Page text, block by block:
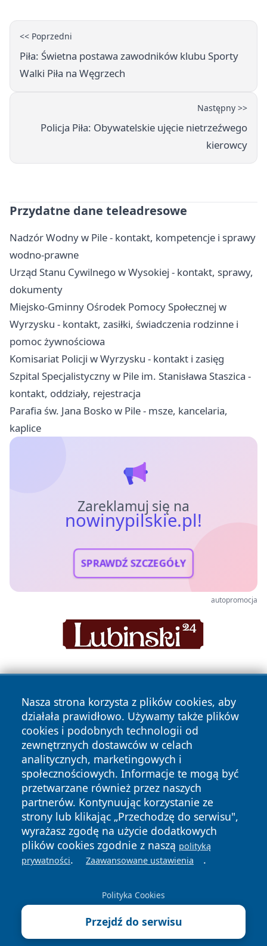
<< Poprzedni
Piła: Świetna postawa zawodników klubu Sporty
Walki Piła na Węgrzech
Następny >>
Policja Piła: Obywatelskie ujęcie nietrzeźwego
kierowcy
Przydatne dane teleadresowe
Nadzór Wodny w Pile - kontakt, kompetencje i sprawy
wodno-prawne
Urząd Stanu Cywilnego w Wysokiej - kontakt, sprawy,
dokumenty
Miejsko-Gminny Ośrodek Pomocy Społecznej w
Wyrzysku - kontakt, zasiłki, świadczenia rodzinne i
pomoc żywnościowa
Komisariat Policji w Wyrzysku - kontakt i zasięg
Szpital Specjalistyczny w Pile im. Stanisława Staszica -
kontakt, oddziały, rejestracja
Parafia św. Jana Bosko w Pile - msze, kancelaria,
kaplice
Zareklamuj się na
nowinypilskie.pl!
SPRAWDŹ SZCZEGÓŁY
autopromocja
Nasza strona korzysta z plików cookies, aby
działała prawidłowo. Używamy także plików
cookies i podobnych technologii od
zewnętrznych dostawców w celach
analitycznych, marketingowych i
społecznościowych. Informacje te mogą być
przetwarzane również przez naszych
partnerów. Kontynuując korzystanie ze
strony lub klikając „Przechodzę do serwisu",
wyrażasz zgodę na użycie dodatkowych
plików cookies zgodnie z naszą polityką
prywatności. Zaawansowane ustawienia .
Polityka Cookies
Przejdź do serwisu
Copyright © 2026 nowinypilskie.pl Wszystkie prawa
zastrzeżone.
News Autorzy
Polityka
Prywatności
Polityka
Cookies